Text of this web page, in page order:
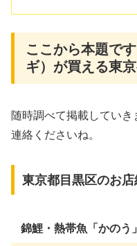
ここから本題で
ギ）が買える東
随時調べて掲載してい
連絡くださいね。
東京都目黒区のお店
錦鯉・熱帯魚「かのう」